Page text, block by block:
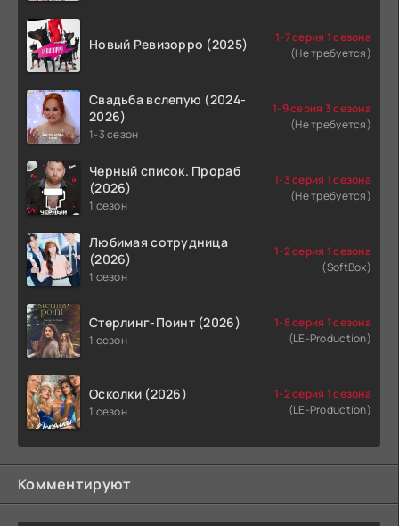
Новый Ревизорро (2025)
1-7 серия 1 сезона
(Не требуется)
Свадьба вслепую (2024-
2026)
1-3 сезон
1-9 серия 3 сезона
(Не требуется)
Черный список. Прораб
(2026)
1 сезон
1-3 серия 1 сезона
(Не требуется)
Любимая сотрудница
(2026)
1 сезон
1-2 серия 1 сезона
(SoftBox)
Стерлинг-Поинт (2026)
1 сезон
1-8 серия 1 сезона
(LE-Production)
Осколки (2026)
1 сезон
1-2 серия 1 сезона
(LE-Production)
Комментируют